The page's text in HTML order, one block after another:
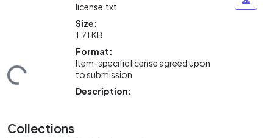
license.txt
Size:
1.71 KB
Format:
Item-specific license agreed upon
to submission
Description:
Collections